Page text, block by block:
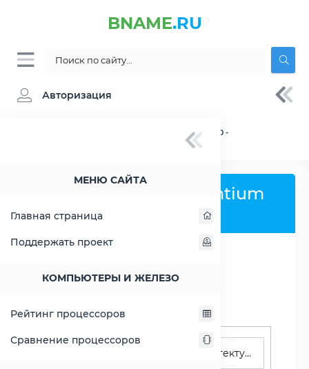
BNAME.RU
Авторизация
МЕНЮ САЙТА
Главная страница
Поддержать проект
КОМПЬЮТЕРЫ И ЖЕЛЕЗО
Рейтинг процессоров
Сравнение процессоров
» Процессор Intel Pentium A1020 -
Процессор Intel Pentium